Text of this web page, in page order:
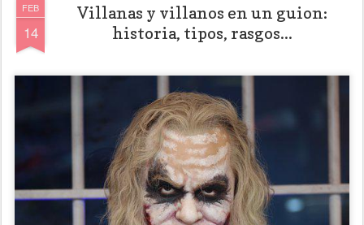
FEB
14
Villanas y villanos en un guion:
historia, tipos, rasgos...